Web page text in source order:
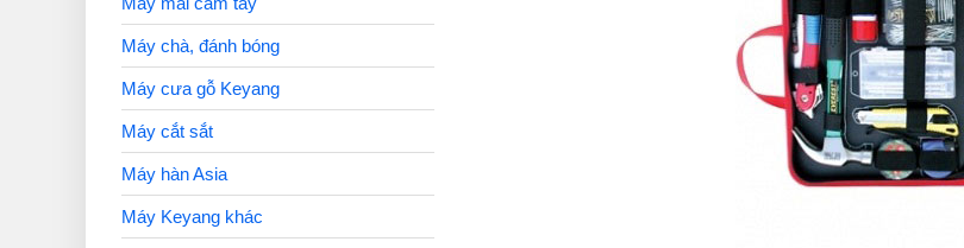
Máy chà, đánh bóng
Máy cưa gỗ Keyang
Máy cắt sắt
Máy hàn Asia
Máy Keyang khác